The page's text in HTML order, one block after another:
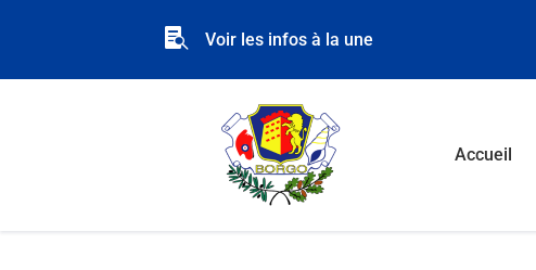
 Voir les infos à la une
Accueil